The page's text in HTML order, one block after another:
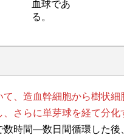
血球であ
る。
て、造血幹細胞から樹状細
さらに単芽球を経て分化
数時間―数日間循環した後